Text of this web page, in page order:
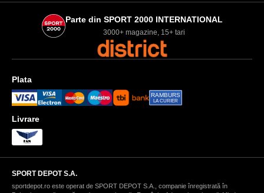
Parte din SPORT 2000 INTERNATIONAL
3000+ magazine, 15+ tari
Plata
RAMBURS
LA CURIER
Livrare
SPORT DEPOT S.A.
sportdepot.ro este operat de SPORT DEPOT S.A., companie înregistrată în